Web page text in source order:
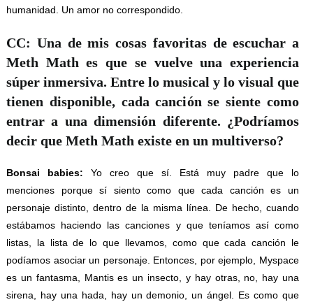
humanidad. Un amor no correspondido.
CC: Una de mis cosas favoritas de escuchar a
Meth Math es que se vuelve una experiencia
súper inmersiva. Entre lo musical y lo visual que
tienen disponible, cada canción se siente como
entrar a una dimensión diferente. ¿Podríamos
decir que Meth Math existe en un multiverso?
Bonsai babies: Yo creo que sí. Está muy padre que lo
menciones porque sí siento como que cada canción es un
personaje distinto, dentro de la misma línea. De hecho, cuando
estábamos haciendo las canciones y que teníamos así como
listas, la lista de lo que llevamos, como que cada canción le
podíamos asociar un personaje. Entonces, por ejemplo, Myspace
es un fantasma, Mantis es un insecto, y hay otras, no, hay una
sirena, hay una hada, hay un demonio, un ángel. Es como que